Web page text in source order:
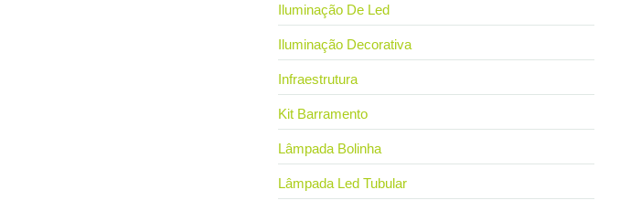
Iluminação De Led
Iluminação Decorativa
Infraestrutura
Kit Barramento
Lâmpada Bolinha
Lâmpada Led Tubular